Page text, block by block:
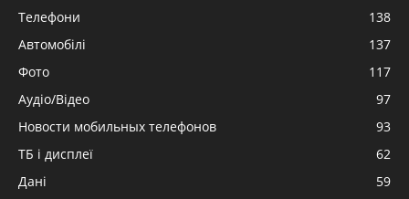
Телефони
138
Автомобілі
137
Фото
117
Аудіо/Відео
97
Новости мобильных телефонов
93
ТБ і дисплеї
62
Дані
59